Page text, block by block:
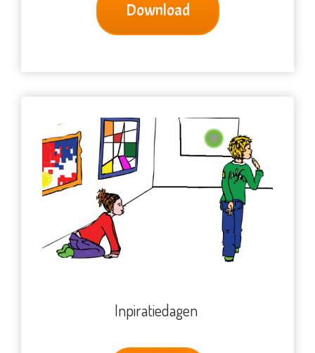
Download
Inpiratiedagen